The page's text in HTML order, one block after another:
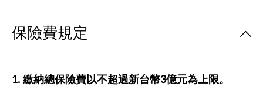
保險費規定
1. 繳納總保險費以不超過新台幣3億元為上限。